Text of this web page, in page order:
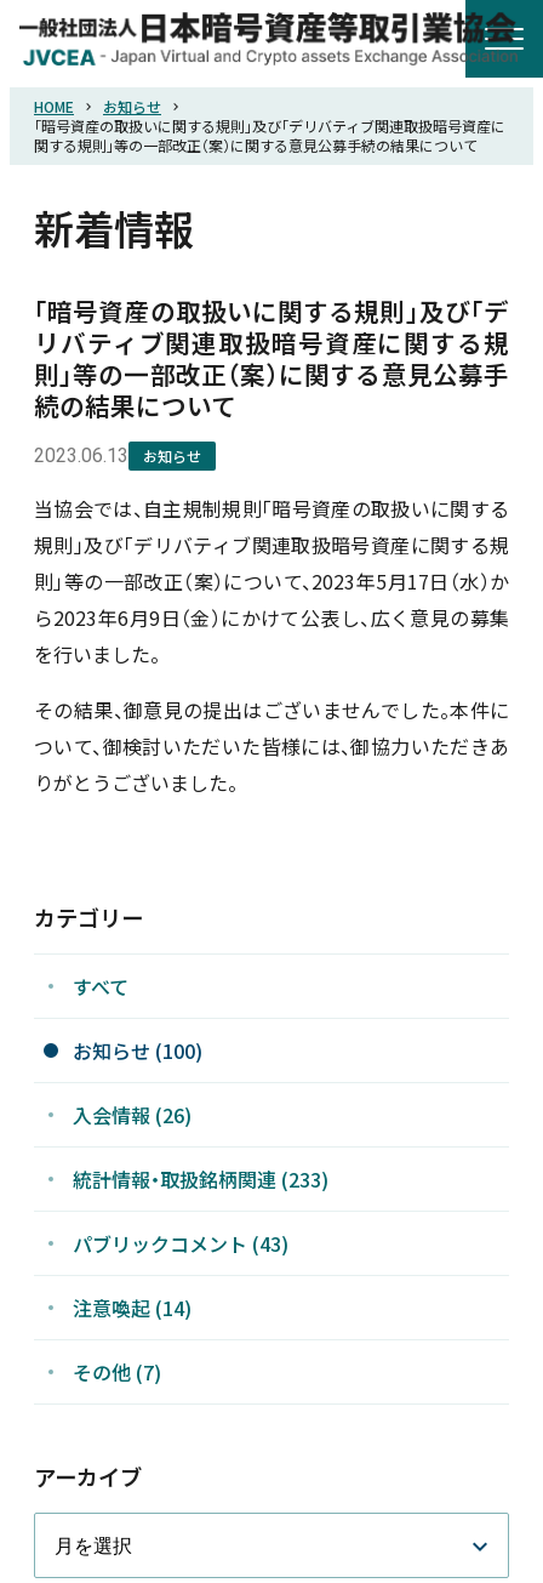
HOME
統計調査
詐欺関連情報
新着情報
採用情報
お問い合わせ
HOME
お知らせ
「暗号資産の取扱いに関する規則」及び「デリバティブ関連取扱暗号資産に
関する規則」等の一部改正（案）に関する意見公募手続の結果について
新着情報
「暗号資産の取扱いに関する規則」及び「デ
リバティブ関連取扱暗号資産に関する規
則」等の一部改正（案）に関する意見公募手
続の結果について
2023.06.13 お知らせ
当協会では、自主規制規則「暗号資産の取扱いに関する
規則」及び「デリバティブ関連取扱暗号資産に関する規
則」等の一部改正（案）について、2023年5月17日（水）か
ら2023年6月9日（金）にかけて公表し、広く意見の募集
を行いました。
その結果、御意見の提出はございませんでした。本件に
ついて、御検討いただいた皆様には、御協力いただきあ
りがとうございました。
カテゴリー
すべて
お知らせ (100)
入会情報 (26)
統計情報・取扱銘柄関連 (233)
パブリックコメント (43)
注意喚起 (14)
その他 (7)
アーカイブ